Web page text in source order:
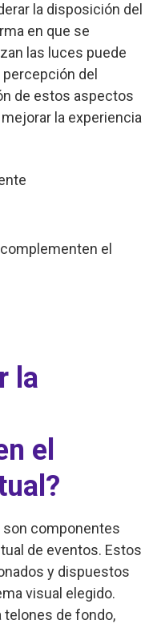
la disposición del
en que se
las luces puede
del
de estos aspectos
la experiencia
el
la
el
son componentes
de eventos. Estos
y dispuestos
visual elegido.
telones de fondo,